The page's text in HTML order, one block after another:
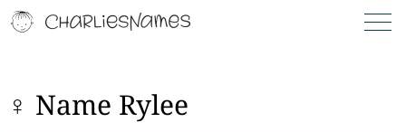
♀ Name Rylee